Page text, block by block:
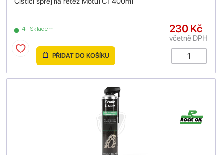
4+ Skladem 230 Kč
včetně DPH
PŘIDAT DO KOŠÍKU